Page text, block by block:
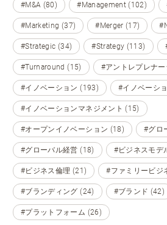
#M&A (80) #Management (102)
#Marketing (37) #Merger (17)
#Strategic (34) #Strategy (113)
#Turnaround (15) #アントレプレナ
#イノベーション (193) #イノベーシ
#イノベーションマネジメント (15)
#オープンイノベーション (18) #グロ
#グローバル経営 (18) #ビジネスモデ
#ビジネス倫理 (21) #ファミリービジ
#ブランディング (24) #ブランド (42)
#プラットフォーム (26)